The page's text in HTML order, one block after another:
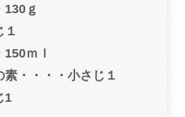
130ｇ
１
ｍｌ
・・・・小さじ１
1